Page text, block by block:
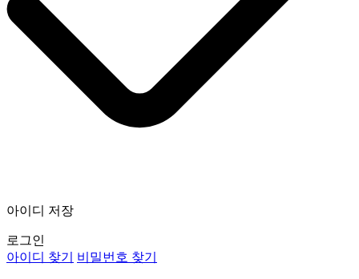
아이디 저장
로그인
아이디 찾기
비밀번호 찾기